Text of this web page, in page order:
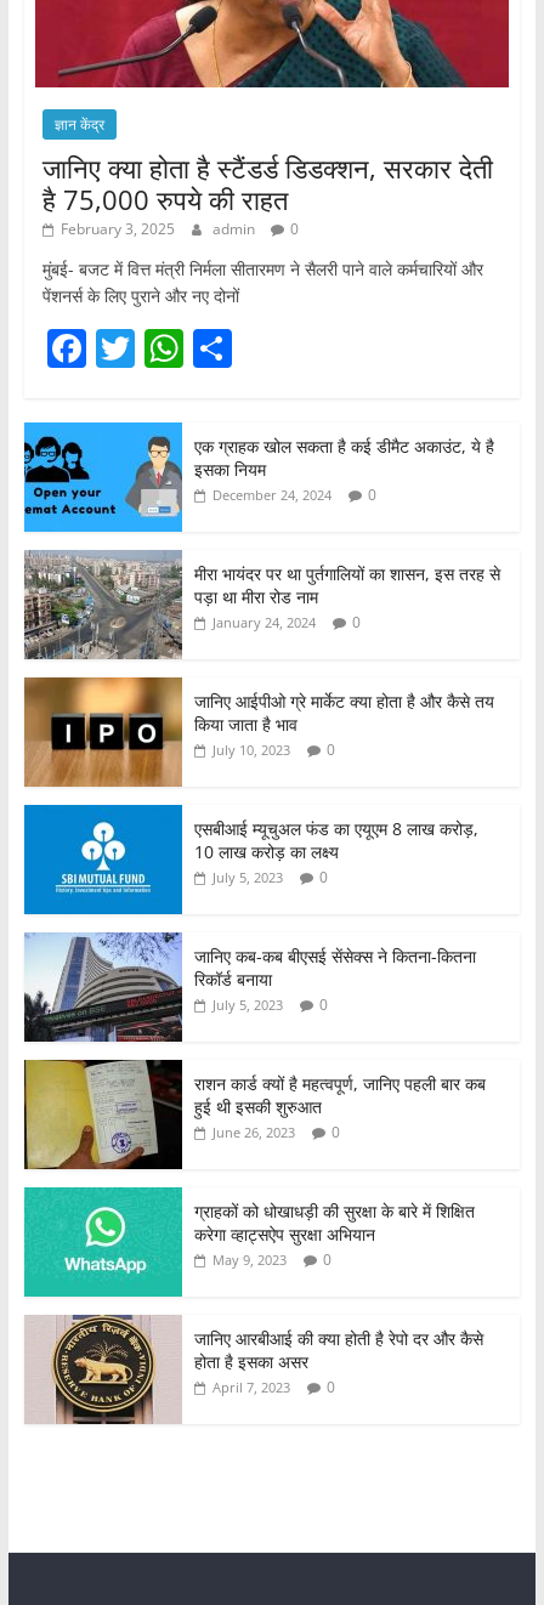
ज्ञान केंद्र
जानिए क्या होता है स्टैंडर्ड डिडक्शन, सरकार देती
है 75,000 रुपये की राहत
February 3, 2025 admin 0
मुंबई- बजट में वित्त मंत्री निर्मला सीतारमण ने सैलरी पाने वाले कर्मचारियों और
पेंशनर्स के लिए पुराने और नए दोनों
F
c
e
b
o
o
k
T
itt
er
W
s
A
p
S
e
एक ग्राहक खोल सकता है कई डीमैट अकाउंट, ये है
इसका नियम
December 24, 2024 0
मीरा भायंदर पर था पुर्तगालियों का शासन, इस तरह से
पड़ा था मीरा रोड नाम
January 24, 2024 0
जानिए आईपीओ ग्रे मार्केट क्या होता है और कैसे तय
किया जाता है भाव
July 10, 2023 0
एसबीआई म्यूचुअल फंड का एयूएम 8 लाख करोड़,
10 लाख करोड़ का लक्ष्य
July 5, 2023 0
जानिए कब-कब बीएसई सेंसेक्स ने कितना-कितना
रिकॉर्ड बनाया
July 5, 2023 0
राशन कार्ड क्यों है महत्वपूर्ण, जानिए पहली बार कब
हुई थी इसकी शुरुआत
June 26, 2023 0
ग्राहकों को धोखाधड़ी की सुरक्षा के बारे में शिक्षित
करेगा व्हाट्सऐप सुरक्षा अभियान
May 9, 2023 0
जानिए आरबीआई की क्या होती है रेपो दर और कैसे
होता है इसका असर
April 7, 2023 0